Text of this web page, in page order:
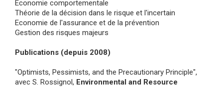
Economie comportementale
Théorie de la décision dans le risque et l'incertain
Economie de l'assurance et de la prévention
Gestion des risques majeurs
Publications (depuis 2008)
"Optimists, Pessimists, and the Precautionary Principle",
avec S. Rossignol, Environmental and Resource